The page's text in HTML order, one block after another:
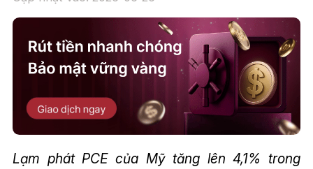
Lạm phát PCE của Mỹ tăng lên 4,1% trong